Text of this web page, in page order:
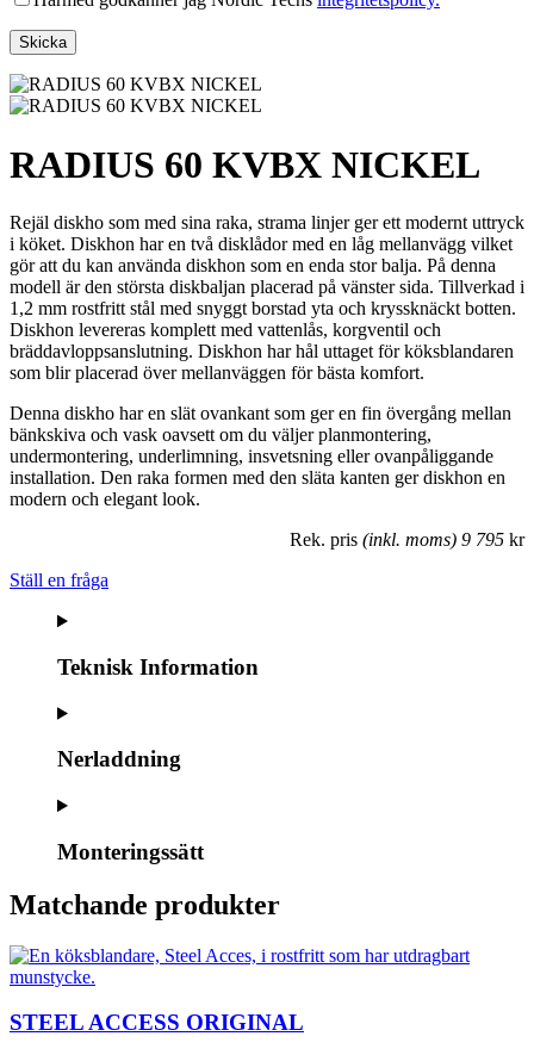
RADIUS 60 KVBX NICKEL
Rejäl diskho som med sina raka, strama linjer ger ett modernt uttryck
i köket. Diskhon har en två disklådor med en låg mellanvägg vilket
gör att du kan använda diskhon som en enda stor balja. På denna
modell är den största diskbaljan placerad på vänster sida. Tillverkad i
1,2 mm rostfritt stål med snyggt borstad yta och kryssknäckt botten.
Diskhon levereras komplett med vattenlås, korgventil och
bräddavloppsanslutning. Diskhon har hål uttaget för köksblandaren
som blir placerad över mellanväggen för bästa komfort.
Denna diskho har en slät ovankant som ger en fin övergång mellan
bänkskiva och vask oavsett om du väljer planmontering,
undermontering, underlimning, insvetsning eller ovanpåliggande
installation. Den raka formen med den släta kanten ger diskhon en
modern och elegant look.
Rek. pris (inkl. moms) 9 795 kr
Ställ en fråga
Teknisk Information
Nerladdning
Monteringssätt
Matchande produkter
STEEL ACCESS ORIGINAL